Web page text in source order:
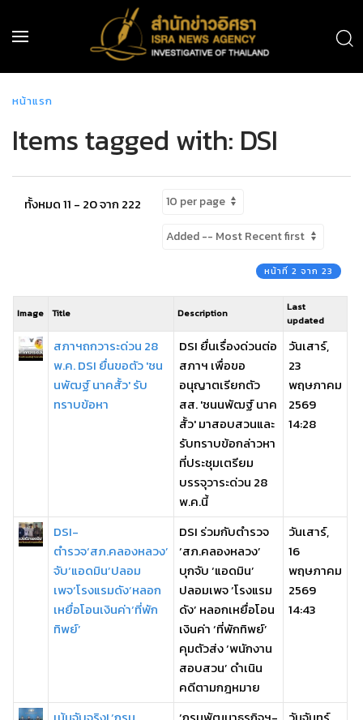
หน้าแรก
Items tagged with: DSI
ทั้งหมด 11 - 20 จาก 222
หน้าที่ 2 จาก 23
Image Title Description
Last
updated
สภาฯถกวาระด่วน 28
พ.ค. DSI ยื่นขอตัว 'ชน
นพัฒฐ์ นาคสั้ว' รับ
ทราบข้อหา
DSI ยื่นเรื่องด่วนต่อ
สภาฯ เพื่อขอ
อนุญาตเรียกตัว
สส. 'ชนนพัฒฐ์ นาค
สั้ว' มาสอบสวนและ
รับทราบข้อกล่าวหา
ที่ประชุมเตรียม
บรรจุวาระด่วน 28
พ.ค.นี้
วันเสาร์,
23
พฤษภาคม
2569
14:28
DSI-
ตำรวจ‘สภ.คลองหลวง’
จับ‘แอดมิน’ปลอม
เพจ‘โรงแรมดัง’หลอก
เหยื่อโอนเงินค่า‘ที่พัก
ทิพย์’
DSI ร่วมกับตำรวจ
‘สภ.คลองหลวง’
บุกจับ ‘แอดมิน’
ปลอมเพจ ‘โรงแรม
ดัง’ หลอกเหยื่อโอน
เงินค่า ‘ที่พักทิพย์’
คุมตัวส่ง ‘พนักงาน
สอบสวน’ ดำเนิน
คดีตามกฎหมาย
วันเสาร์,
16
พฤษภาคม
2569
14:43